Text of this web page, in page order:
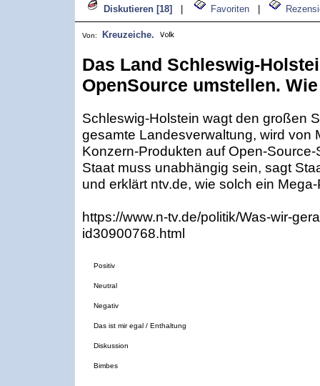
Diskutieren [18] Favoriten
Von: Kreuzeiche.
Das Land Schleswig-
OpenSource umstellen.
Schleswig-Holstein wagt den großen
gesamte Landesverwaltung, wird von
Konzern-Produkten auf Open-
Staat muss unabhängig sein, sagt
und erklärt ntv.de, wie solch ein
https://www.n-tv.de/politik/Was-wir-
id30900768.html
Positiv
Neutral
Negativ
Das ist mir egal / Enthaltung
Diskussion
Bimbes